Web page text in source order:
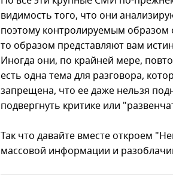
видимость того, что они
поэтому контролируемым
то образом представляют вам
Иногда они, по крайней мере,
есть одна тема для разговора,
запрещена, что ее даже нельзя
подвергнуть критике или
Так что давайте вместе откроем
массовой информации и